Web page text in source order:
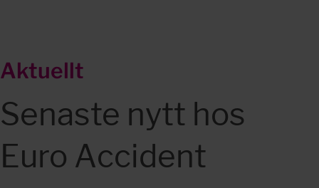
Aktuellt
Senaste nytt hos
Euro Accident